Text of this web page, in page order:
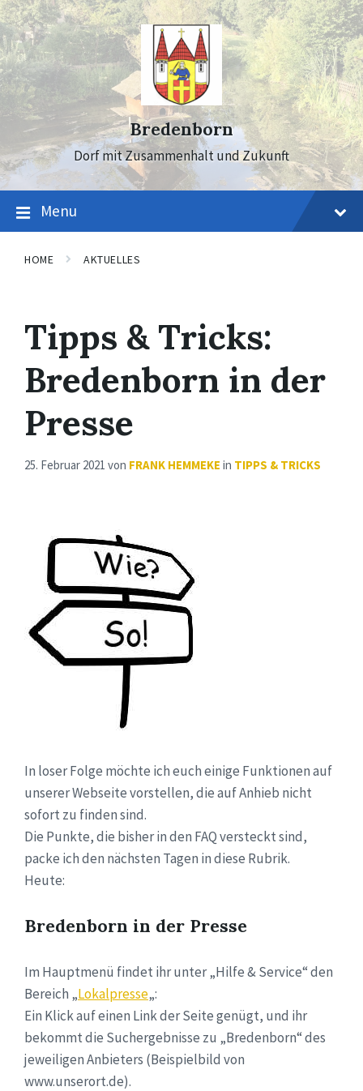
Skip
to
content
Skip
to
main
navigation
Skip
to
footer
Bredenborn
Dorf mit Zusammenhalt und Zukunft
Menu
HOME AKTUELLES
Tipps & Tricks:
Bredenborn in der
Presse
25. Februar 2021 von FRANK HEMMEKE in TIPPS & TRICKS
In loser Folge möchte ich euch einige Funktionen auf
unserer Webseite vorstellen, die auf Anhieb nicht
sofort zu finden sind.
Die Punkte, die bisher in den FAQ versteckt sind,
packe ich den nächsten Tagen in diese Rubrik.
Heute:
Bredenborn in der Presse
Im Hauptmenü findet ihr unter „Hilfe & Service“ den
Bereich „Lokalpresse„:
Ein Klick auf einen Link der Seite genügt, und ihr
bekommt die Suchergebnisse zu „Bredenborn“ des
jeweiligen Anbieters (Beispielbild von
www.unserort.de).